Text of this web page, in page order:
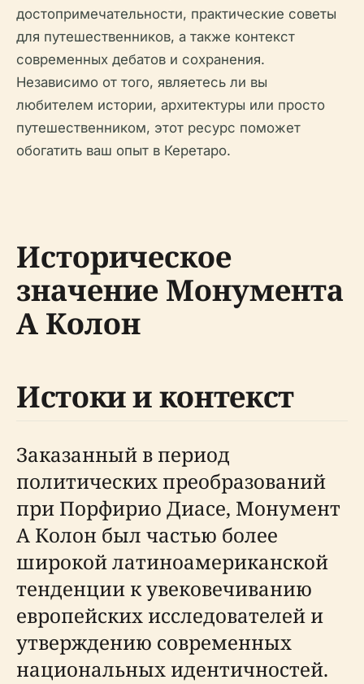
достопримечательности, практические советы
для путешественников, а также контекст
современных дебатов и сохранения.
Независимо от того, являетесь ли вы
любителем истории, архитектуры или просто
путешественником, этот ресурс поможет
обогатить ваш опыт в Керетаро.
Историческое
значение Монумента
А Колон
Истоки и контекст
Заказанный в период
политических преобразований
при Порфирио Диасе, Монумент
А Колон был частью более
широкой латиноамериканской
тенденции к увековечиванию
европейских исследователей и
утверждению современных
национальных идентичностей.